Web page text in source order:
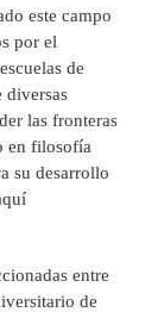
este campo
por el
de
diversas
las fronteras
en filosofía
su desarrollo
entre
de